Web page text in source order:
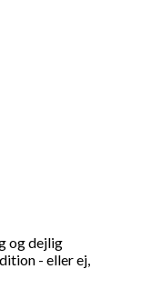
og dejlig
- eller ej,